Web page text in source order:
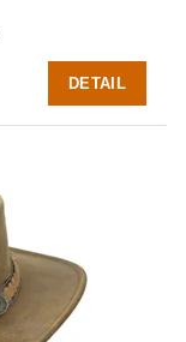
DETAIL